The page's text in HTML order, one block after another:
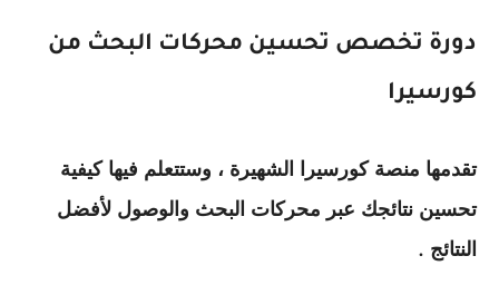
دورة تخصص تحسين محركات البحث من
كورسيرا
تقدمها منصة كورسيرا الشهيرة ، وستتعلم فيها كيفية
تحسين نتائجك عبر محركات البحث والوصول لأفضل
النتائج .